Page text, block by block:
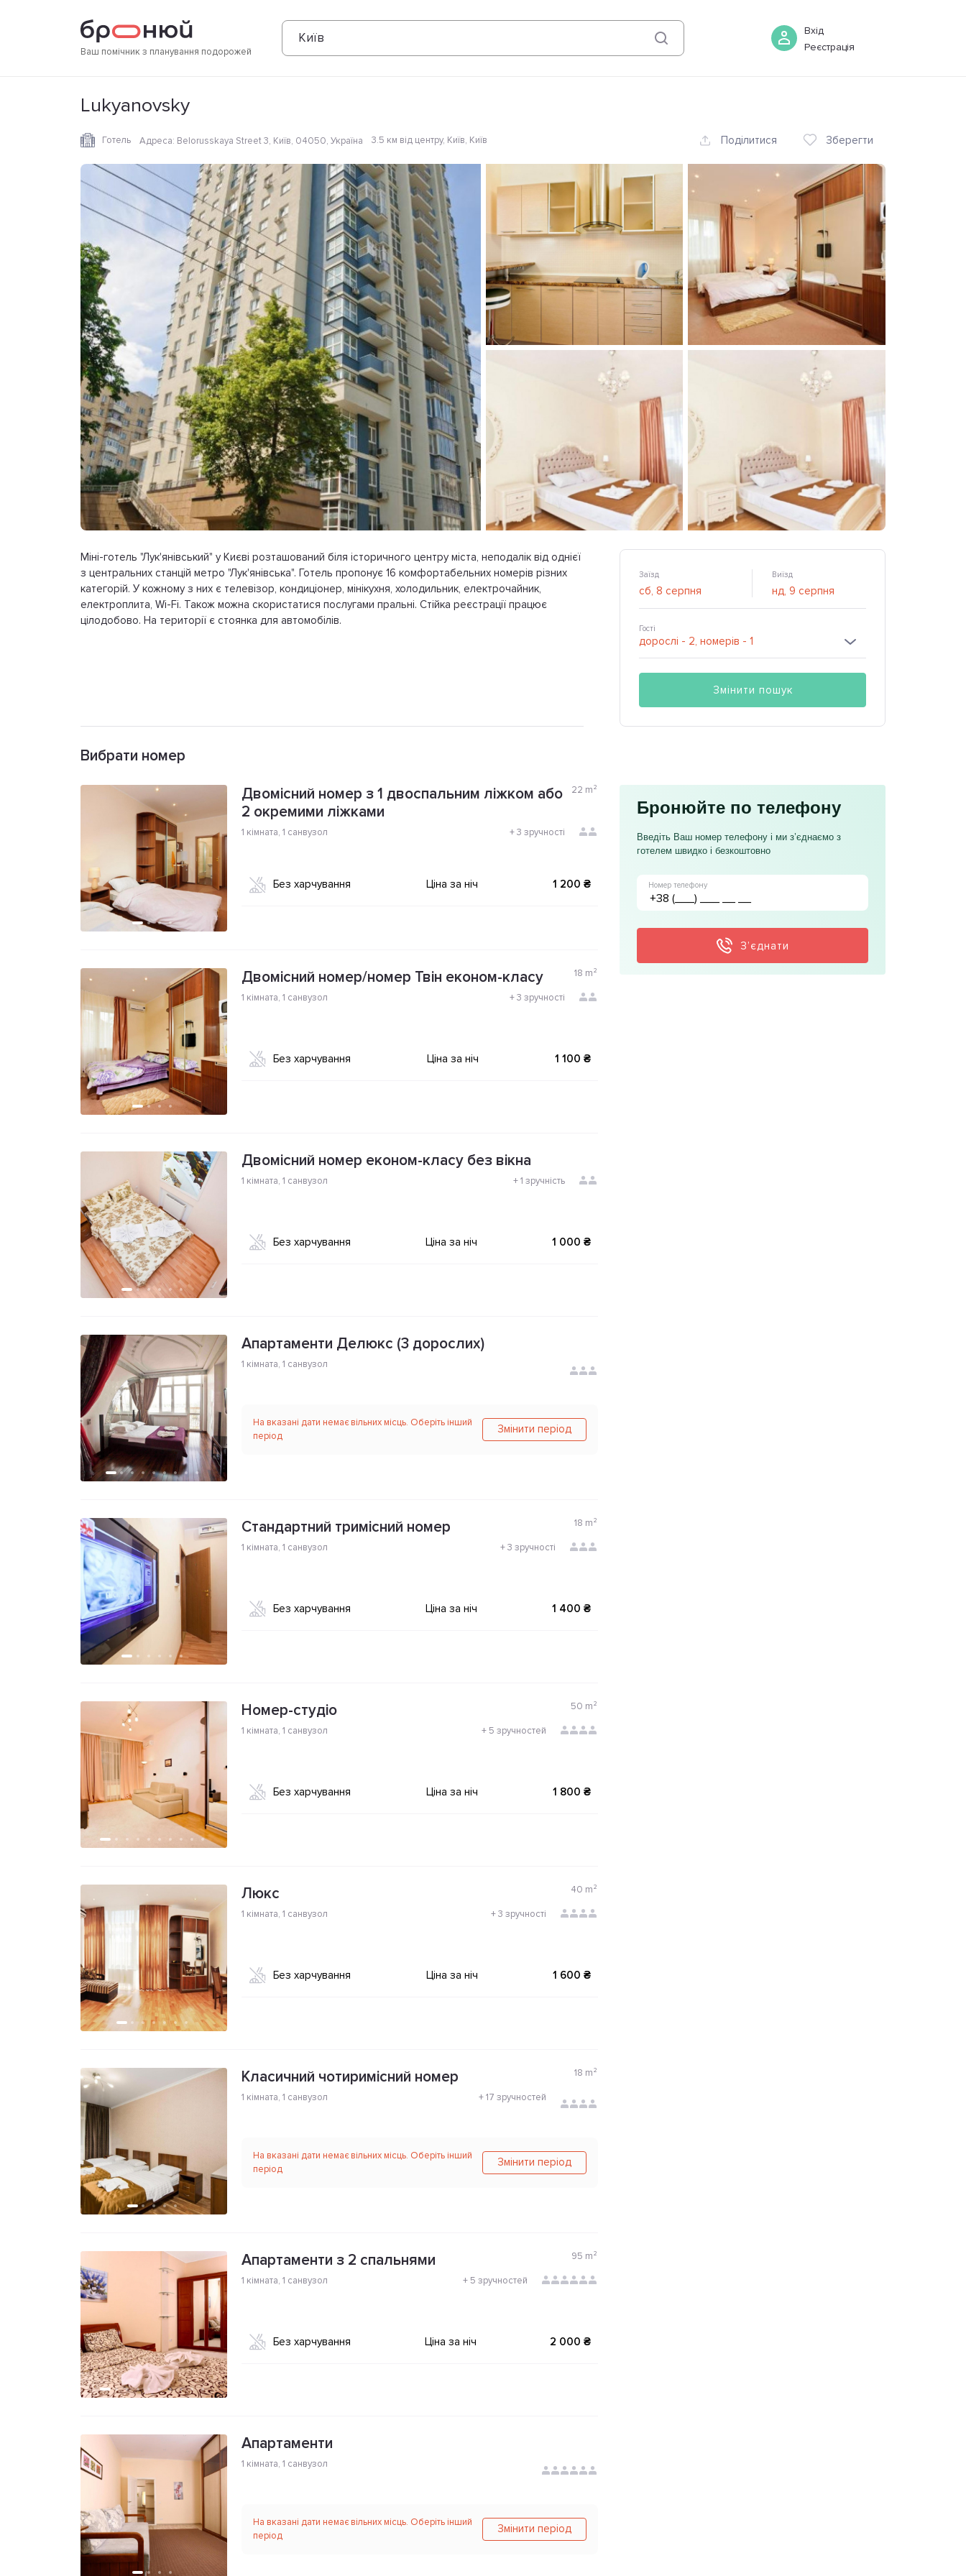
Ваш помічник з планування подорожей
Київ
Вхід
Реєстрація
Фотографії Зручності Розташування 08 серпня Бронювати
Lukyanovsky
Готель Адреса: Belorusskaya Street 3, Київ, 04050, Україна 3.5 км від центру, Київ, Київ Поділитися Зберегти
Міні-готель "Лук'янівський" у Києві розташований біля історичного центру міста, неподалік від однієї
з центральних станцій метро "Лук'янівська". Готель пропонує 16 комфортабельних номерів різних
категорій. У кожному з них є телевізор, кондиціонер, мінікухня, холодильник, електрочайник,
електроплита, Wi-Fi. Також можна скористатися послугами пральні. Стійка реєстрації працює
цілодобово. На території є стоянка для автомобілів.
Заїзд Виїзд
Гості
Змінити пошук
Вибрати номер
Двомісний номер з 1 двоспальним ліжком або
2 окремими ліжками
22 m²
1 кімната, 1 санвузол +3 зручності
Без харчування Ціна за ніч 1 200 ₴
Двомісний номер/номер Твін економ-класу 18 m²
1 кімната, 1 санвузол +3 зручності
Без харчування Ціна за ніч 1 100 ₴
Двомісний номер економ-класу без вікна
1 кімната, 1 санвузол +1 зручність
Без харчування Ціна за ніч 1 000 ₴
Апартаменти Делюкс (3 дорослих)
1 кімната, 1 санвузол
На вказані дати немає вільних місць. Оберіть інший
період
Змінити період
Стандартний тримісний номер 18 m²
1 кімната, 1 санвузол +3 зручності
Без харчування Ціна за ніч 1 400 ₴
Номер-студіо 50 m²
1 кімната, 1 санвузол + 5 зручностей
Без харчування Ціна за ніч 1 800 ₴
Люкс 40 m²
1 кімната, 1 санвузол +3 зручності
Без харчування Ціна за ніч 1 600 ₴
Класичний чотиримісний номер 18 m²
1 кімната, 1 санвузол +17 зручностей
На вказані дати немає вільних місць. Оберіть інший
період
Змінити період
Апартаменти з 2 спальнями 95 m²
1 кімната, 1 санвузол + 5 зручностей
Без харчування Ціна за ніч 2 000 ₴
Апартаменти
1 кімната, 1 санвузол
На вказані дати немає вільних місць. Оберіть інший
період
Змінити період
Бронюйте по телефону
Введіть Ваш номер телефону і ми з’єднаємо з
готелем швидко і безкоштовно
Номер телефону
З’єднати